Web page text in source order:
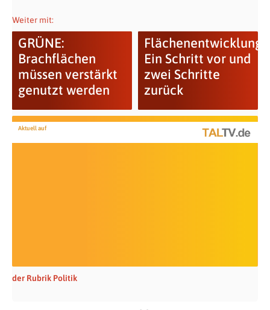
Weiter mit:
GRÜNE:
Brachflächen
müssen verstärkt
genutzt werden
Flächenentwicklung:
Ein Schritt vor und
zwei Schritte
zurück
Aktuell auf
der Rubrik Politik